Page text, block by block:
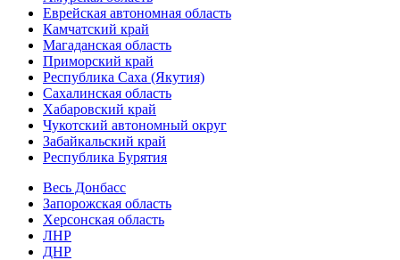
Еврейская автономная область
Камчатский край
Магаданская область
Приморский край
Республика Саха (Якутия)
Сахалинская область
Хабаровский край
Чукотский автономный округ
Забайкальский край
Республика Бурятия
Весь Донбасс
Запорожская область
Херсонская область
ЛНР
ДНР